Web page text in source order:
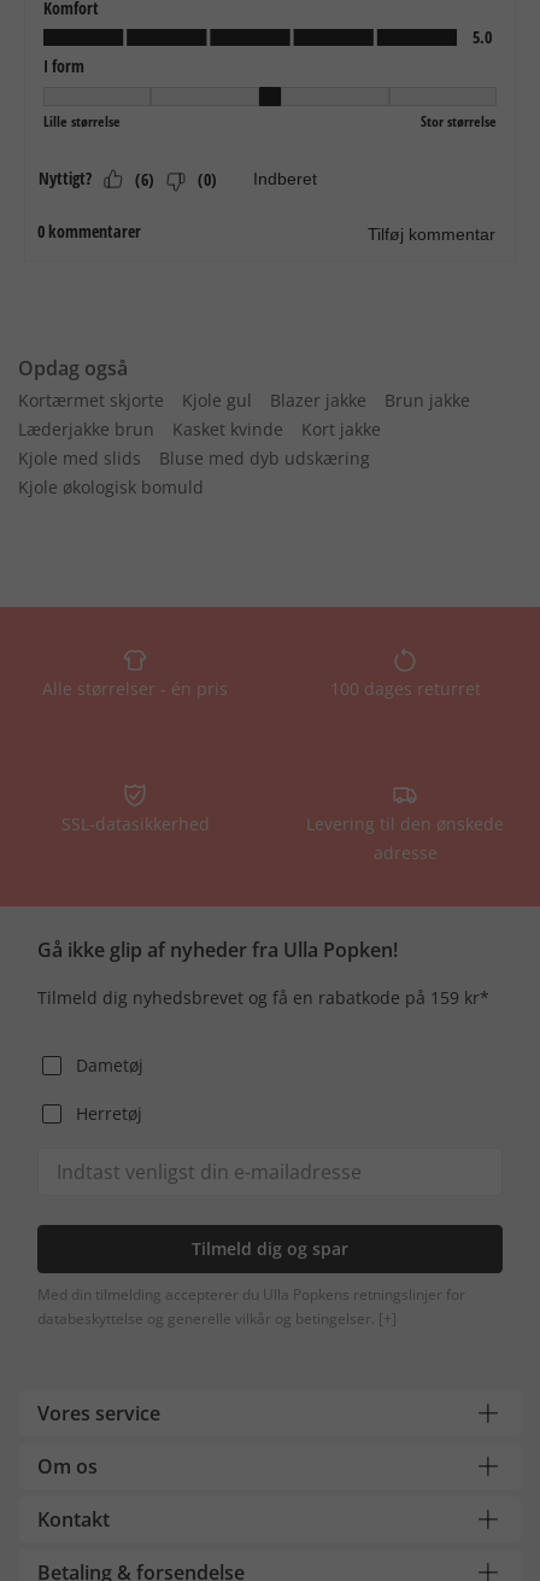
Opdag også
Kortærmet skjorte Kjole gul Blazer jakke
Brun jakke
Læderjakke brun
Kasket kvinde
Kort jakke
Kjole med slids
Bluse med dyb udskæring
Kjole økologisk bomuld
Alle størrelser - én pris 100 dages returret
SSL-datasikkerhed
Levering til den ønskede
adresse
Gå ikke glip af nyheder fra Ulla Popken!
Tilmeld dig nyhedsbrevet og få en rabatkode på 159 kr*
Dametøj
Herretøj
Tilmeld dig og spar
Med din tilmelding accepterer du Ulla Popkens retningslinjer for
databeskyttelse og generelle vilkår og betingelser. [+]
Vores service
Om os
Kontakt
Betaling & forsendelse